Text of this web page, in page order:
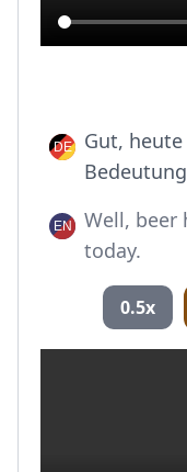
Gut,
Well, beer
today.
0.5x